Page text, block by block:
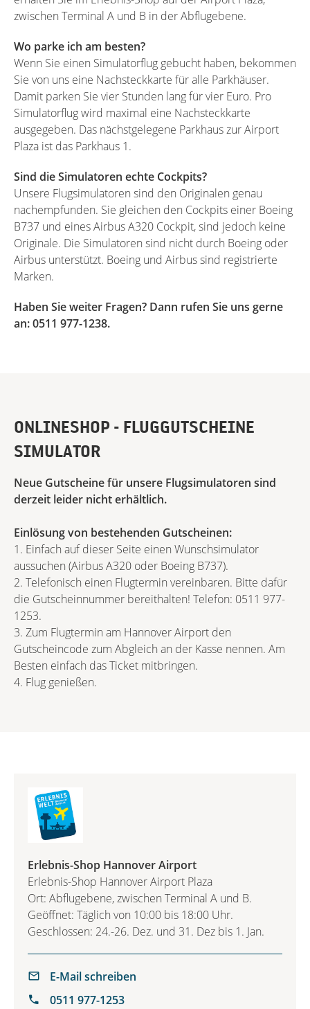
zwischen Terminal A und B in der Abflugebene.
Wo parke ich am besten?
Wenn Sie einen Simulatorflug gebucht haben, bekommen
Sie von uns eine Nachsteckkarte für alle Parkhäuser.
Damit parken Sie vier Stunden lang für vier Euro. Pro
Simulatorflug wird maximal eine Nachsteckkarte
ausgegeben. Das nächstgelegene Parkhaus zur Airport
Plaza ist das Parkhaus 1.
Sind die Simulatoren echte Cockpits?
Unsere Flugsimulatoren sind den Originalen genau
nachempfunden. Sie gleichen den Cockpits einer Boeing
B737 und eines Airbus A320 Cockpit, sind jedoch keine
Originale. Die Simulatoren sind nicht durch Boeing oder
Airbus unterstützt. Boeing und Airbus sind registrierte
Marken.
Haben Sie weiter Fragen? Dann rufen Sie uns gerne
an: 0511 977-1238.
ONLINESHOP - FLUGGUTSCHEINE
SIMULATOR
Neue Gutscheine für unsere Flugsimulatoren sind
derzeit leider nicht erhältlich.
Einlösung von bestehenden Gutscheinen:
1. Einfach auf dieser Seite einen Wunschsimulator
aussuchen (Airbus A320 oder Boeing B737).
2. Telefonisch einen Flugtermin vereinbaren. Bitte dafür
die Gutscheinnummer bereithalten! Telefon: 0511 977-
1253.
3. Zum Flugtermin am Hannover Airport den
Gutscheincode zum Abgleich an der Kasse nennen. Am
Besten einfach das Ticket mitbringen.
4. Flug genießen.
Erlebnis-Shop Hannover Airport
Erlebnis-Shop Hannover Airport Plaza
Ort: Abflugebene, zwischen Terminal A und B.
Geöffnet: Täglich von 10:00 bis 18:00 Uhr.
Geschlossen: 24.-26. Dez. und 31. Dez bis 1. Jan.
E-Mail schreiben
0511 977-1253